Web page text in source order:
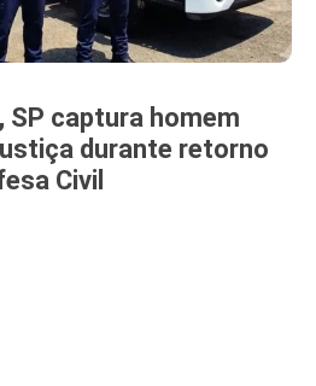
SP captura homem
durante retorno
Civil